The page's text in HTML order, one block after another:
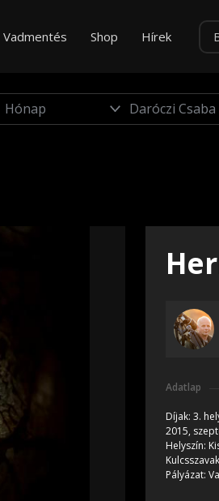
Vadmentés Shop Hírek
Adatlap
Díjak: 3.
2015,
Helyszín:
Pályázat: